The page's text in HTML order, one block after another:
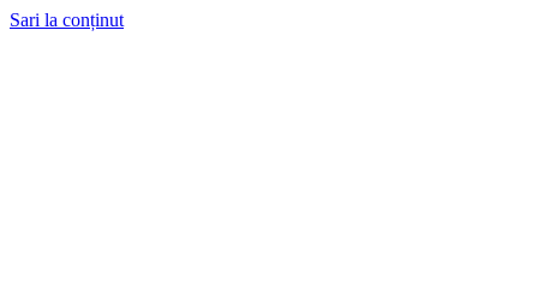
Sari la conținut